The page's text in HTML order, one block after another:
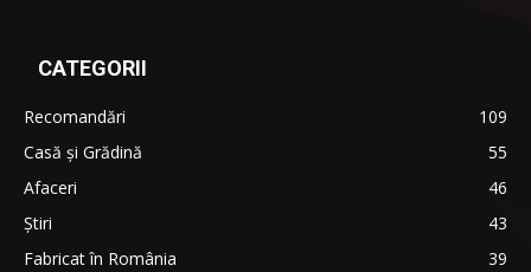
CATEGORII
Recomandări
109
Casă şi Grădină
55
Afaceri
46
Ştiri
43
Fabricat în România
39